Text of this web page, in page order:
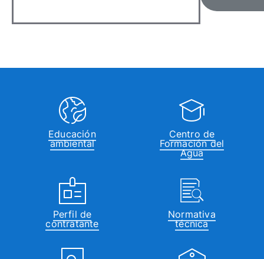
Educación
ambiental
Centro de
Formación del
Agua
Perfil de
contratante
Normativa
técnica